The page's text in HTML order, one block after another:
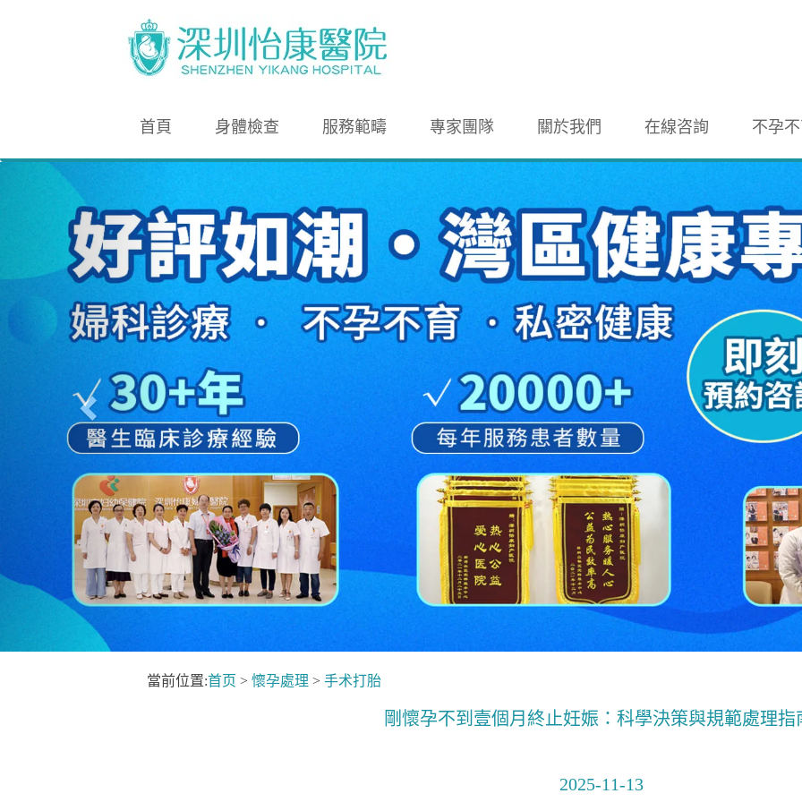
首頁 身體檢查 服務範疇 專家團隊 關於我們 在線咨詢 不孕
當前位置:首页 > 懷孕處理 > 手术打胎
剛懷孕不到壹個月終止妊娠：科學決策與規範處理指
2025-11-13